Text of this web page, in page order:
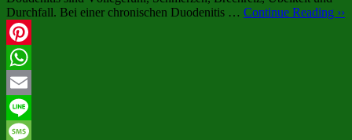
Durchfall. Bei einer chronischen Duodenitis … Continue Reading ››
Pinterest
WhatsApp
Email
Line